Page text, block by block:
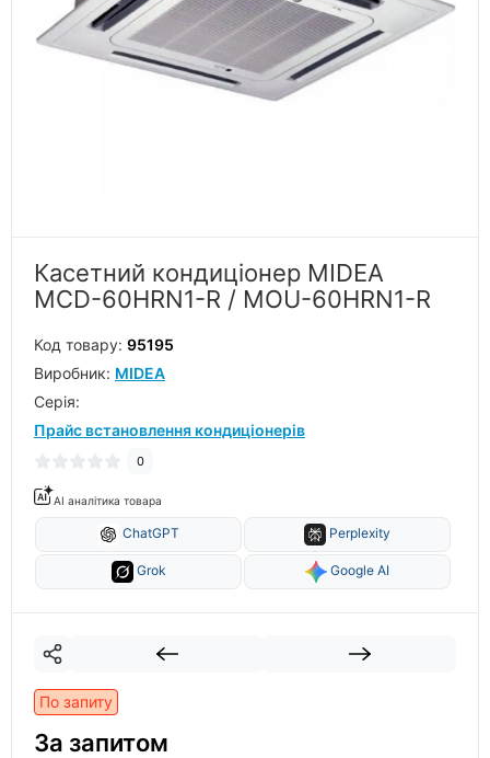
Касетний кондиціонер MIDEA
MCD-60HRN1-R / MOU-60HRN1-R
Код товару: 95195
Виробник: MIDEA
Серiя:
Прайс встановлення кондиціонерів
0
AI аналітика товара
ChatGPT Perplexity
Grok Google AI
По запиту
За запитом